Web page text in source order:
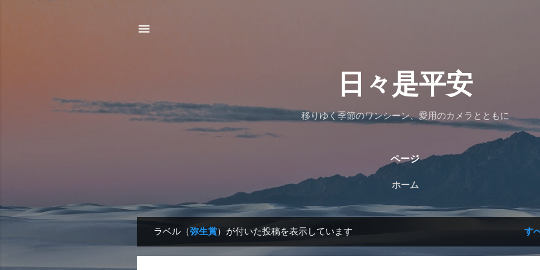
日々是平安
移りゆく季節のワンシーン、愛用のカメラとともに
ページ
ホーム
稿
ラベル（弥生賞）が付いた投稿を表示しています す